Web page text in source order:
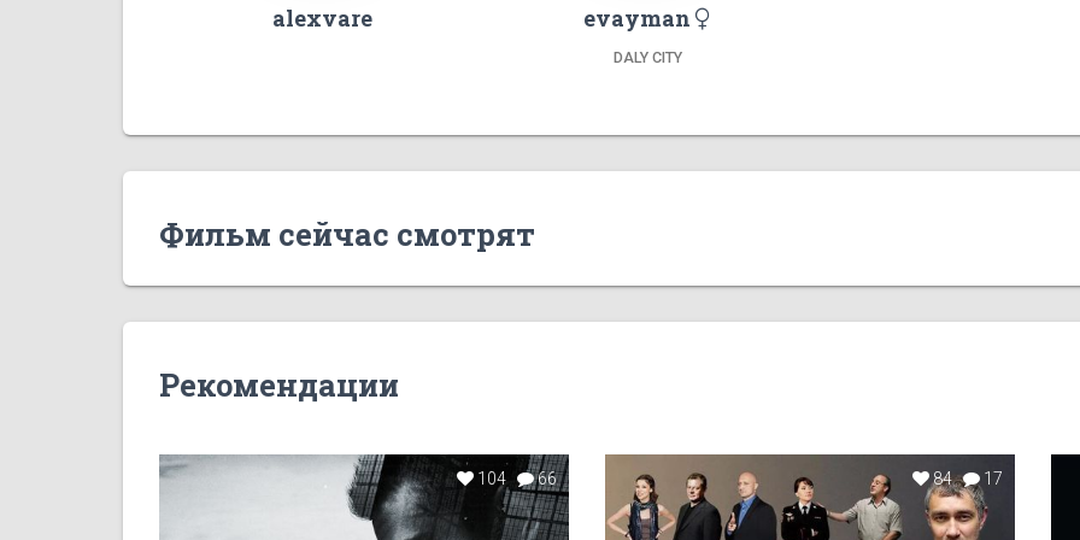
alexvare evayman
DALY CITY
Фильм сейчас смотрят
Рекомендации
104 66 84 17